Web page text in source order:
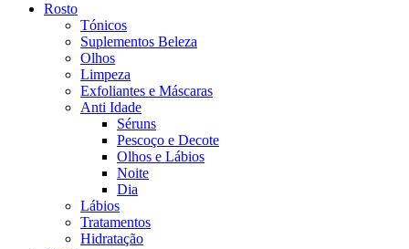
Rosto
Tónicos
Suplementos Beleza
Olhos
Limpeza
Exfoliantes e Máscaras
Anti Idade
Séruns
Pescoço e Decote
Olhos e Lábios
Noite
Dia
Lábios
Tratamentos
Hidratação